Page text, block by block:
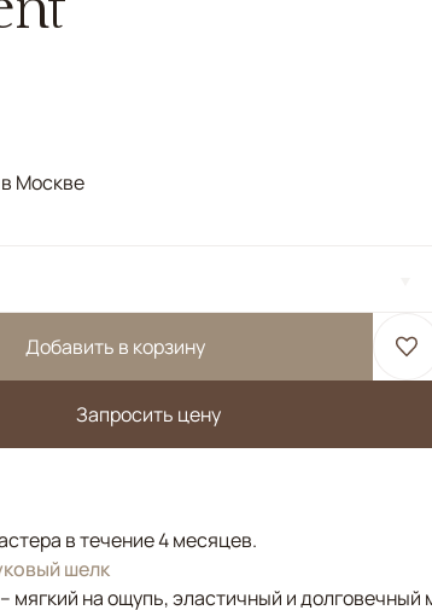
Москве
Добавить в корзину
Запросить цену
в течение 4 месяцев.
шелк
мягкий на ощупь, эластичный и долговечный